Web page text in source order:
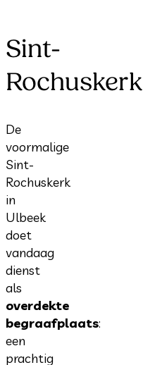
Sint-
Rochuskerk
De
voormalige
Sint-
Rochuskerk
in
Ulbeek
doet
vandaag
dienst
als
overdekte
begraafplaats:
een
prachtig